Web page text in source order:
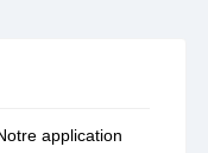
application